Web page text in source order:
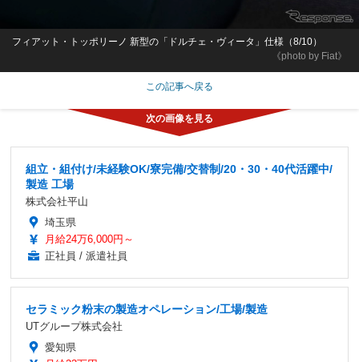
《photo by Fiat》
フィアット・トッポリーノ 新型の「ドルチェ・ヴィータ」仕様（8/10）
この記事へ戻る
組立・組付け/未経験OK/寮完備/交替制/20・30・40代活躍中/
製造 工場
株式会社平山
埼玉県
月給24万6,000円～
正社員 / 派遣社員
セラミック粉末の製造オペレーション/工場/製造
UTグループ株式会社
愛知県